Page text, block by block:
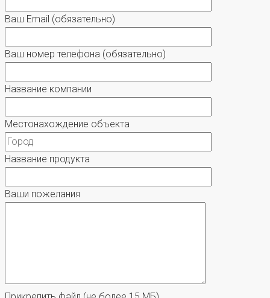
Ваш Email (обязательно)
Ваш номер телефона (обязательно)
Название компании
Местонахождение объекта
Название продукта
Ваши пожелания